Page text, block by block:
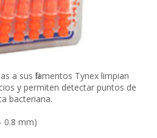
a sus filamentos Tynex limpian
y permiten detectar puntos de
bacteriana.
0.8 mm)